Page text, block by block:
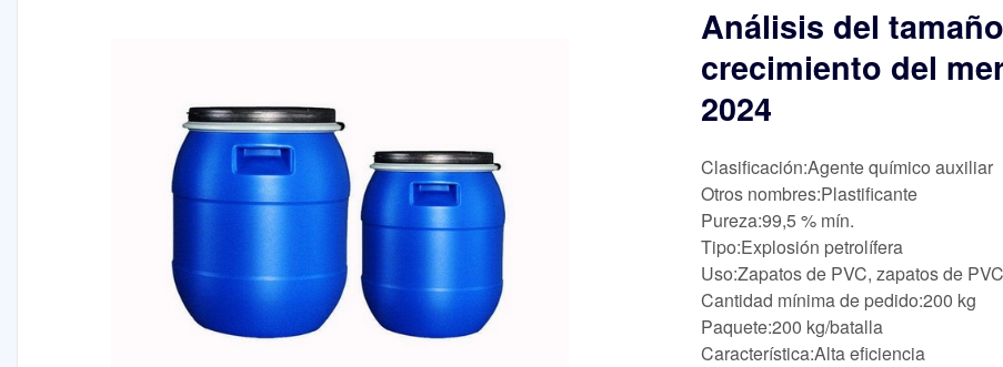
Análisis del
crecimiento del
2024
Clasificación:Agente químico auxiliar
Otros nombres:Plastificante
Pureza:99,5 % mín.
Tipo:Explosión petrolífera
Uso:Zapatos de PVC, zapatos de
Cantidad mínima de pedido:200 kg
Paquete:200 kg/batalla
Característica:Alta eficiencia